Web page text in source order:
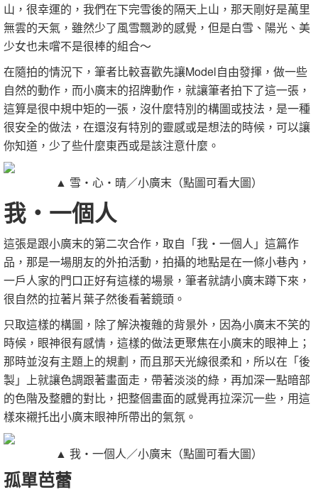
山，很幸運的，我們在下完雪後的隔天上山，那天剛好是萬里
無雲的天氣，雖然少了風雪飄渺的感覺，但是白雪、陽光、美
少女也未嚐不是很棒的組合～
在隨拍的情況下，筆者比較喜歡先讓Model自由發揮，做一些
自然的動作，而小廣末的招牌動作，就讓筆者拍下了這一張，
這算是很中規中矩的一張，沒什麼特別的構圖或技法，是一種
很安全的做法，在還沒有特別的靈感或是想法的時候，可以讓
你知道，少了些什麼東西或是該注意什麼。
▲ 雪‧心‧晴／小廣末（點圖可看大圖）
我‧一個人
這張是跟小廣末的第二次合作，取自「我‧一個人」這篇作
品，那是一場朋友的外拍活動，拍攝的地點是在一條小巷內，
一戶人家的門口正好有這樣的場景，筆者就請小廣末蹲下來，
很自然的拉著片葉子然後看著鏡頭。
只取這樣的構圖，除了解決複雜的背景外，因為小廣末不笑的
時候，眼神很有感情，這樣的做法更聚焦在小廣末的眼神上；
那時並沒有主題上的規劃，而且那天光線很柔和，所以在「後
製」上就讓色調跟著畫面走，帶著淡淡的綠，再加深一點暗部
的色階及整體的對比，把整個畫面的感覺再拉深沉一些，用這
樣來襯托出小廣末眼神所帶出的氣氛。
▲ 我‧一個人／小廣末（點圖可看大圖）
孤單芭蕾